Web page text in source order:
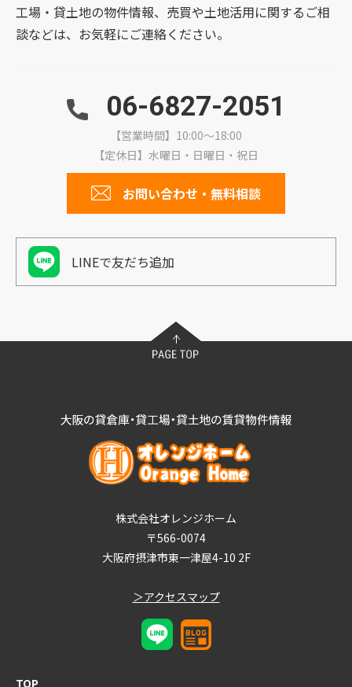
工場・貸土地の物件情報、売買や土地活用に関するご相
談などは、お気軽にご連絡ください。
06-6827-2051
【営業時間】10:00～18:00
【定休日】水曜日・日曜日・祝日
お問い合わせ・無料相談
LINEで友だち追加
株式会社オレンジホーム
〒566-0074
大阪府摂津市東一津屋4-10 2F
＞アクセスマップ
TOP